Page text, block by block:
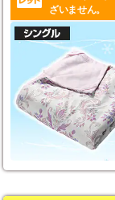
ざいません。